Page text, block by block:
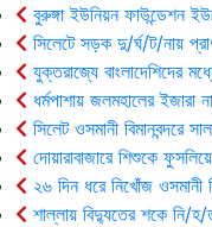
বুরুঙ্গা ইউনিয়ন ফাউন্ডেশন
সিলেটে সড়ক দু/র্ঘ/ট/নায়
যুক্তরাজ্যে বাংলাদেশিদের
ধর্মপাশায় জলমহালের ইজারা
সিলেট ওসমানী বিমানবন্দরে
দোয়ারাবাজারে শিশুকে
২৬ দিন ধরে নিখোঁজ ওসমানী
শাল্লায় বিদ্যুতের শকে নি/